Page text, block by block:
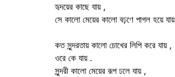
হৃদয়ের কাছে যায় ,
সে কালো মেয়ের কালো বঢ়ণে পাগল হয়ে যায়
কত সুন্দরতায় কালো চোখের লিপি করে যায় ,
ওরে কে যায় .
সুন্দরী কালো মেয়ের রূপ ঢলে যায় ,